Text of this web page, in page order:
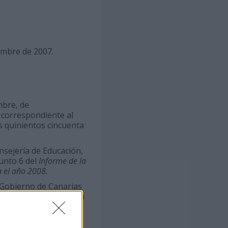
de 2007.
de
al
quinientos cincuenta
de Educación,
6 del Informe de la
el año 2008.
de Canarias
y Coordinación